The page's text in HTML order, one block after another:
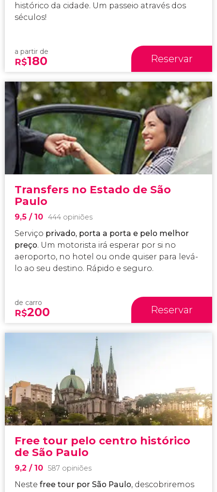
histórico da cidade. Um passeio através dos
séculos!
a partir de
R$180 Reservar
Transfers no Estado de São
Paulo
9,5 / 10 444 opiniões
Serviço privado, porta a porta e pelo melhor
preço. Um motorista irá esperar por si no
aeroporto, no hotel ou onde quiser para levá-
lo ao seu destino. Rápido e seguro.
de carro
R$200 Reservar
Free tour pelo centro histórico
de São Paulo
9,2 / 10 587 opiniões
Neste free tour por São Paulo, descobriremos